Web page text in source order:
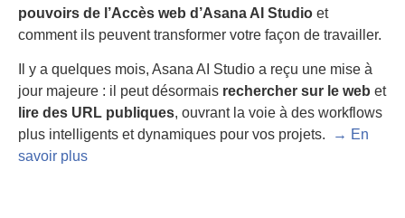
pouvoirs de l’Accès web d’Asana AI Studio et
comment ils peuvent transformer votre façon de travailler.
Il y a quelques mois, Asana AI Studio a reçu une mise à
jour majeure : il peut désormais rechercher sur le web et
lire des URL publiques, ouvrant la voie à des workflows
plus intelligents et dynamiques pour vos projets.
→ En
savoir plus